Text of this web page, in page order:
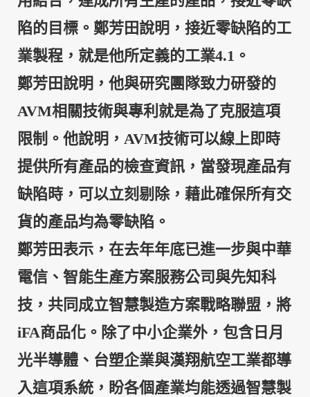
陷的目標。鄭芳田說明，接近零缺陷的工
業製程，就是他所定義的工業4.1。
鄭芳田說明，他與研究團隊致力研發的
AVM相關技術與專利就是為了克服這項
限制。他說明，AVM技術可以線上即時
提供所有產品的檢查資訊，當發現產品有
缺陷時，可以立刻剔除，藉此確保所有交
貨的產品均為零缺陷。
鄭芳田表示，在去年年底已進一步與中華
電信、智能生產方案服務公司與先知科
技，共同成立智慧製造方案戰略聯盟，將
iFA商品化。除了中小企業外，包含日月
光半導體、台塑企業與漢翔航空工業都導
入這項系統，盼各個產業均能透過智慧製